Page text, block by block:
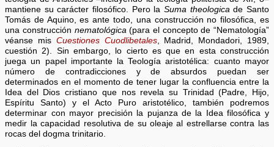
mantiene su carácter filosófico. Pero la Suma theologica de Santo
Tomás de Aquino, es ante todo, una construcción no filosófica, es
una construcción nematológica (para el concepto de “Nematología”
véanse mis Cuestiones Cuodlibetales, Madrid, Mondadori, 1989,
cuestión 2). Sin embargo, lo cierto es que en esta construcción
juega un papel importante la Teología aristotélica: cuanto mayor
número de contradicciones y de absurdos puedan ser
determinados en el momento de tener lugar la confluencia entre la
Idea del Dios cristiano que nos revela su Trinidad (Padre, Hijo,
Espíritu Santo) y el Acto Puro aristotélico, también podremos
determinar con mayor precisión la pujanza de la Idea filosófica y
medir la capacidad resolutiva de su oleaje al estrellarse contra las
rocas del dogma trinitario.